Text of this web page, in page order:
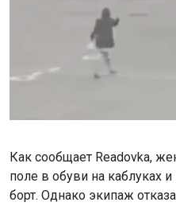
Как сообщает Readovka,
поле в обуви на каблуках
борт. Однако экипаж